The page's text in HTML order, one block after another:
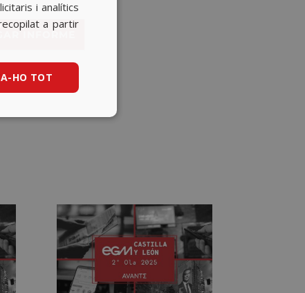
INFORME
BASQUE
i analítics
a partir
HO TOT